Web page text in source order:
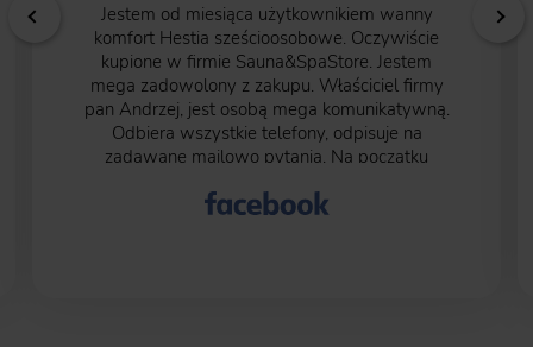
Jestem od miesiąca użytkownikiem wanny
komfort Hestia sześcioosobowe. Oczywiście
kupione w firmie Sauna&SpaStore. Jestem
mega zadowolony z zakupu. Właściciel firmy
pan Andrzej, jest osobą mega komunikatywną.
Odbiera wszystkie telefony, odpisuje na
zadawane mailowo pytania. Na początku
50% kwoty zapłacić przed rozpoczęciem